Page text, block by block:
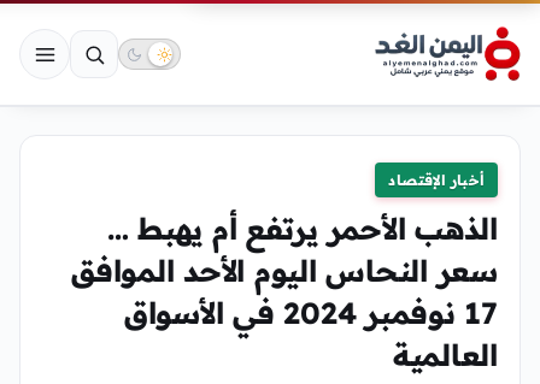
أخبار الإقتصاد
الذهب الأحمر يرتفع أم يهبط …
سعر النحاس اليوم الأحد الموافق
17 نوفمبر 2024 في الأسواق
العالمية